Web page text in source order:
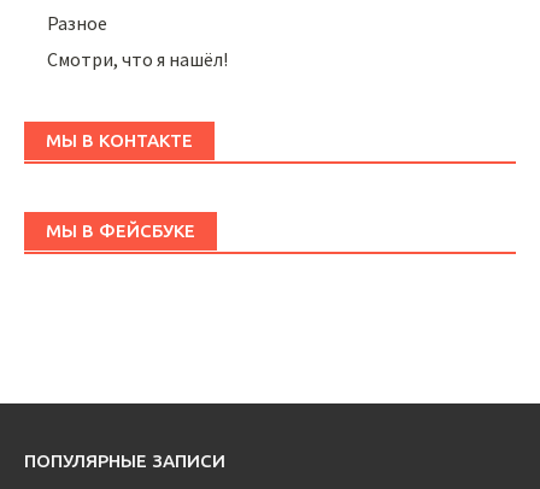
Разное
Смотри, что я нашёл!
МЫ В КОНТАКТЕ
МЫ В ФЕЙСБУКЕ
ПОПУЛЯРНЫЕ ЗАПИСИ